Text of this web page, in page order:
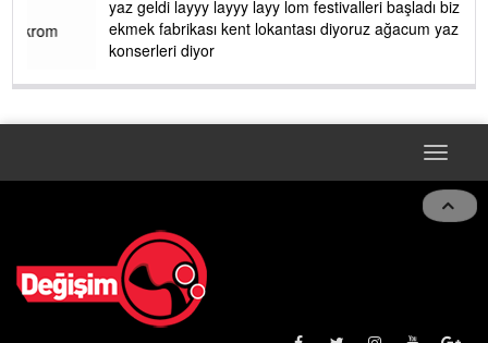
ibogemici
yaz geldi layyy layyy layy lom festivalleri başladı biz halk
ekmek fabrikası kent lokantası diyoruz ağacum yaz
konserleri diyor
Toggle